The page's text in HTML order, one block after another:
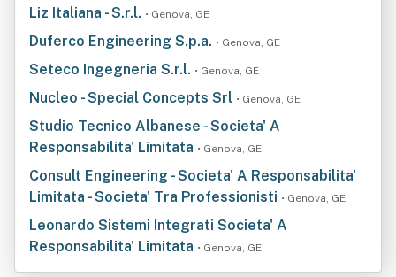
Liz Italiana - S.r.l. • Genova, GE
Duferco Engineering S.p.a. • Genova, GE
Seteco Ingegneria S.r.l. • Genova, GE
Nucleo - Special Concepts Srl • Genova, GE
Studio Tecnico Albanese - Societa' A
Responsabilita' Limitata • Genova, GE
Consult Engineering - Societa' A Responsabilita'
Limitata - Societa' Tra Professionisti • Genova, GE
Leonardo Sistemi Integrati Societa' A
Responsabilita' Limitata • Genova, GE